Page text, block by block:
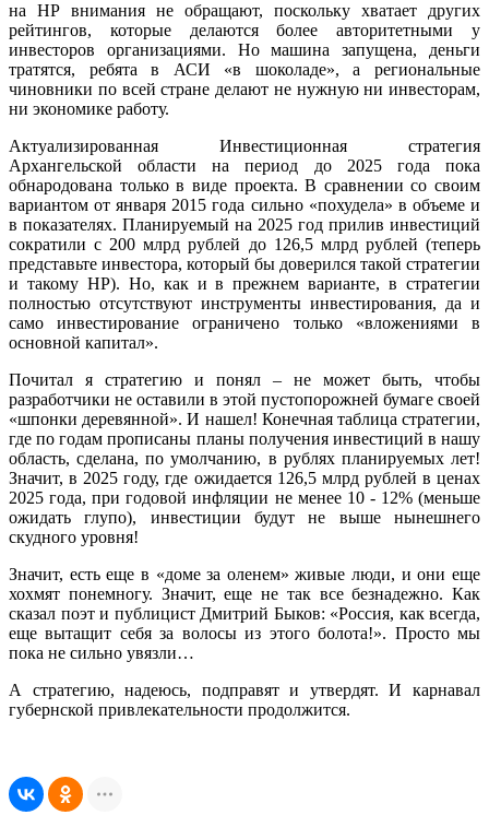
на НР внимания не обращают, поскольку хватает других
рейтингов, которые делаются более авторитетными у
инвесторов организациями. Но машина запущена, деньги
тратятся, ребята в АСИ «в шоколаде», а региональные
чиновники по всей стране делают не нужную ни инвесторам,
ни экономике работу.
Актуализированная Инвестиционная стратегия
Архангельской области на период до 2025 года пока
обнародована только в виде проекта. В сравнении со своим
вариантом от января 2015 года сильно «похудела» в объеме и
в показателях. Планируемый на 2025 год прилив инвестиций
сократили с 200 млрд рублей до 126,5 млрд рублей (теперь
представьте инвестора, который бы доверился такой стратегии
и такому НР). Но, как и в прежнем варианте, в стратегии
полностью отсутствуют инструменты инвестирования, да и
само инвестирование ограничено только «вложениями в
основной капитал».
Почитал я стратегию и понял – не может быть, чтобы
разработчики не оставили в этой пустопорожней бумаге своей
«шпонки деревянной». И нашел! Конечная таблица стратегии,
где по годам прописаны планы получения инвестиций в нашу
область, сделана, по умолчанию, в рублях планируемых лет!
Значит, в 2025 году, где ожидается 126,5 млрд рублей в ценах
2025 года, при годовой инфляции не менее 10 - 12% (меньше
ожидать глупо), инвестиции будут не выше нынешнего
скудного уровня!
Значит, есть еще в «доме за оленем» живые люди, и они еще
хохмят понемногу. Значит, еще не так все безнадежно. Как
сказал поэт и публицист Дмитрий Быков: «Россия, как всегда,
еще вытащит себя за волосы из этого болота!». Просто мы
пока не сильно увязли…
А стратегию, надеюсь, подправят и утвердят. И карнавал
губернской привлекательности продолжится.